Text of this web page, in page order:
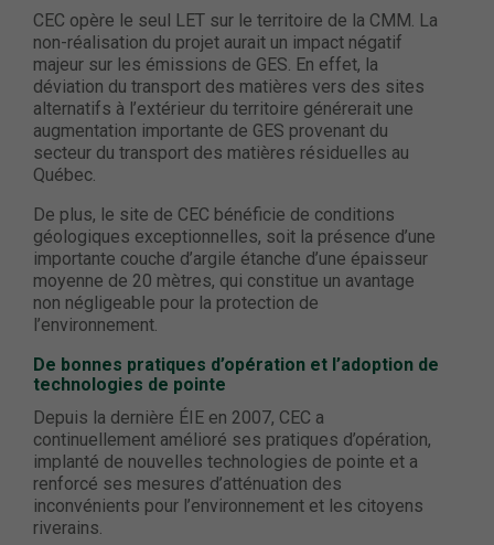
CEC opère le seul LET sur le territoire de la CMM. La
non-réalisation du projet aurait un impact négatif
majeur sur les émissions de GES. En effet, la
déviation du transport des matières vers des sites
alternatifs à l’extérieur du territoire générerait une
augmentation importante de GES provenant du
secteur du transport des matières résiduelles au
Québec.
De plus, le site de CEC bénéficie de conditions
géologiques exceptionnelles, soit la présence d’une
importante couche d’argile étanche d’une épaisseur
moyenne de 20 mètres, qui constitue un avantage
non négligeable pour la protection de
l’environnement.
De bonnes pratiques d’opération et l’adoption de
technologies de pointe
Depuis la dernière ÉIE en 2007, CEC a
continuellement amélioré ses pratiques d’opération,
implanté de nouvelles technologies de pointe et a
renforcé ses mesures d’atténuation des
inconvénients pour l’environnement et les citoyens
riverains.